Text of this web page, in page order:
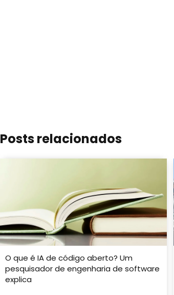
Posts relacionados
O que é IA de código aberto? Um
pesquisador de engenharia de software
explica